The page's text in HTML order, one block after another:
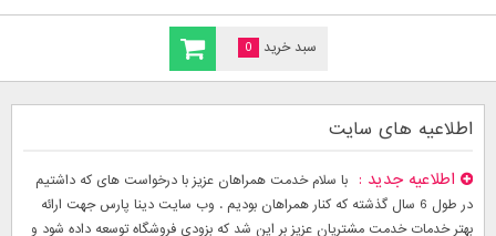
سبد خرید 0
اطلاعیه های سایت
اطلاعیه جدید
با سلام خدمت همراهان عزیز با درخواست های که داشتیم
در طول 6 سال گذشته که کنار همراهان بودیم . وب سایت دینا پارس جهت ارائه
بهتر خدمات خدمت مشتریان عزیز بر این شد که بزودی فروشگاه توسعه داده شود و